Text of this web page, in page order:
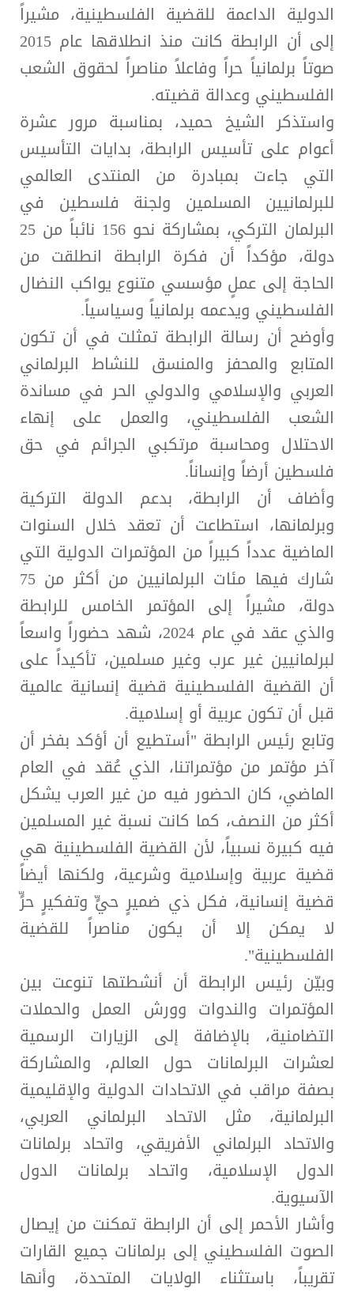
الدولية الداعمة للقضية الفلسطينية، مشيراً
إلى أن الرابطة كانت منذ انطلاقها عام 2015
صوتاً برلمانياً حراً وفاعلاً مناصراً لحقوق الشعب
الفلسطيني وعدالة قضيته.
واستذكر الشيخ حميد، بمناسبة مرور عشرة
أعوام على تأسيس الرابطة، بدايات التأسيس
التي جاءت بمبادرة من المنتدى العالمي
للبرلمانيين المسلمين ولجنة فلسطين في
البرلمان التركي، بمشاركة نحو 156 نائباً من 25
دولة، مؤكداً أن فكرة الرابطة انطلقت من
الحاجة إلى عملٍ مؤسسي متنوع يواكب النضال
الفلسطيني ويدعمه برلمانياً وسياسياً.
وأوضح أن رسالة الرابطة تمثلت في أن تكون
المتابع والمحفز والمنسق للنشاط البرلماني
العربي والإسلامي والدولي الحر في مساندة
الشعب الفلسطيني، والعمل على إنهاء
الاحتلال ومحاسبة مرتكبي الجرائم في حق
فلسطين أرضاً وإنساناً.
وأضاف أن الرابطة، بدعم الدولة التركية
وبرلمانها، استطاعت أن تعقد خلال السنوات
الماضية عدداً كبيراً من المؤتمرات الدولية التي
شارك فيها مئات البرلمانيين من أكثر من 75
دولة، مشيراً إلى المؤتمر الخامس للرابطة
والذي عقد في عام 2024، شهد حضوراً واسعاً
لبرلمانيين غير عرب وغير مسلمين، تأكيداً على
أن القضية الفلسطينية قضية إنسانية عالمية
قبل أن تكون عربية أو إسلامية.
وتابع رئيس الرابطة "أستطيع أن أؤكد بفخر أن
آخر مؤتمر من مؤتمراتنا، الذي عُقد في العام
الماضي، كان الحضور فيه من غير العرب يشكل
أكثر من النصف، كما كانت نسبة غير المسلمين
فيه كبيرة نسبياً، لأن القضية الفلسطينية هي
قضية عربية وإسلامية وشرعية، ولكنها أيضاً
قضية إنسانية، فكل ذي ضميرٍ حيٍّ وتفكيرٍ حرٍّ
لا يمكن إلا أن يكون مناصراً للقضية
الفلسطينية".
وبيّن رئيس الرابطة أن أنشطتها تنوعت بين
المؤتمرات والندوات وورش العمل والحملات
التضامنية، بالإضافة إلى الزيارات الرسمية
لعشرات البرلمانات حول العالم، والمشاركة
بصفة مراقب في الاتحادات الدولية والإقليمية
البرلمانية، مثل الاتحاد البرلماني العربي،
والاتحاد البرلماني الأفريقي، واتحاد برلمانات
الدول الإسلامية، واتحاد برلمانات الدول
الآسيوية.
وأشار الأحمر إلى أن الرابطة تمكنت من إيصال
الصوت الفلسطيني إلى برلمانات جميع القارات
تقريباً، باستثناء الولايات المتحدة، وأنها